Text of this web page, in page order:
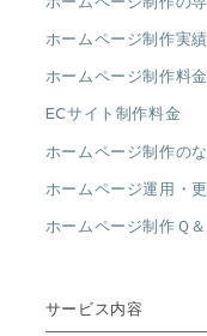
ホームページ制作実績
ホームページ制作料金
ECサイト制作料金
ホームページ制作の
ホームページ運用・
ホームページ制作Ｑ＆
サービス内容